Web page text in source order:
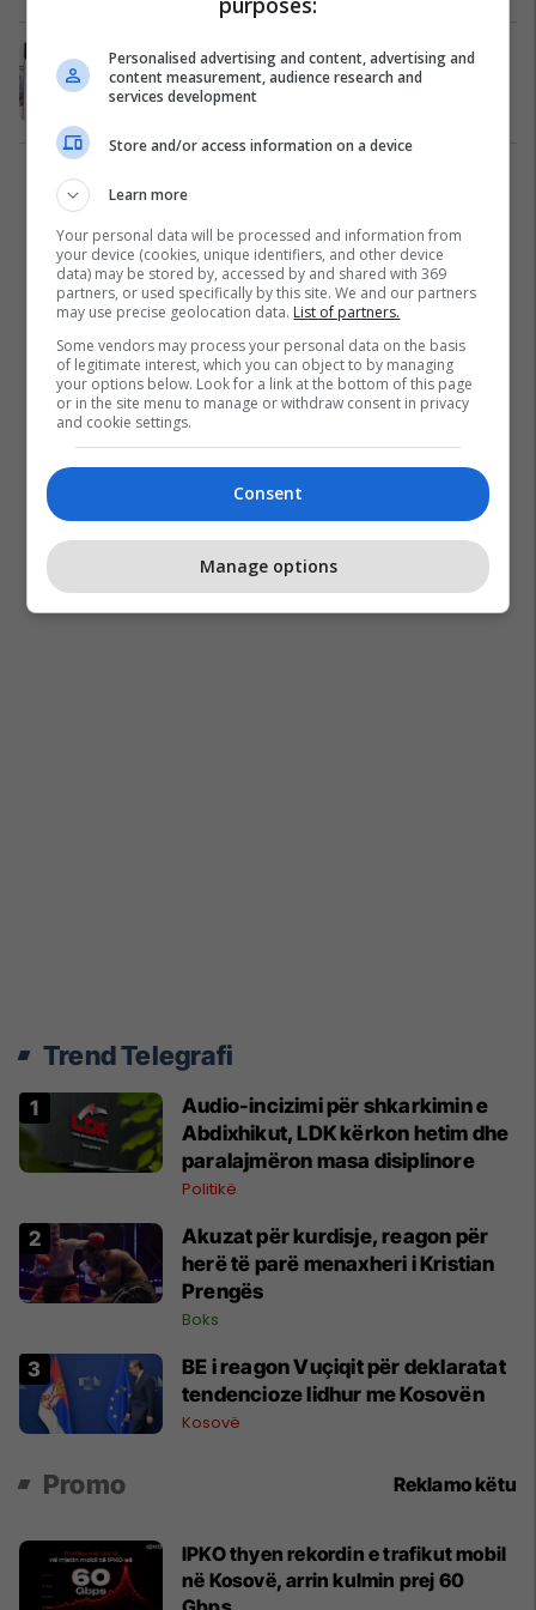
Përfaqësuesja e Kosovës ka
mbërritur në Shkodër (Foto/Video)
Kombëtarja e Kosovës
Trend Telegrafi
Audio-incizimi për shkarkimin e
Abdixhikut, LDK kërkon hetim dhe
paralajmëron masa disiplinore
Politikë
Akuzat për kurdisje, reagon për
herë të parë menaxheri i Kristian
Prengës
Boks
BE i reagon Vuçiqit për deklaratat
tendencioze lidhur me Kosovën
Kosovë
Promo Reklamo këtu
IPKO thyen rekordin e trafikut mobil
në Kosovë, arrin kulmin prej 60
Personalised advertising and content, advertising and
content measurement, audience research and
services development
Store and/or access information on a device
Learn more
Your personal data will be processed and information from
your device (cookies, unique identifiers, and other device
data) may be stored by, accessed by and shared with 369
partners, or used specifically by this site. We and our partners
may use precise geolocation data. List of partners.
Some vendors may process your personal data on the basis
of legitimate interest, which you can object to by managing
your options below. Look for a link at the bottom of this page
or in the site menu to manage or withdraw consent in privacy
and cookie settings.
Consent
Manage options